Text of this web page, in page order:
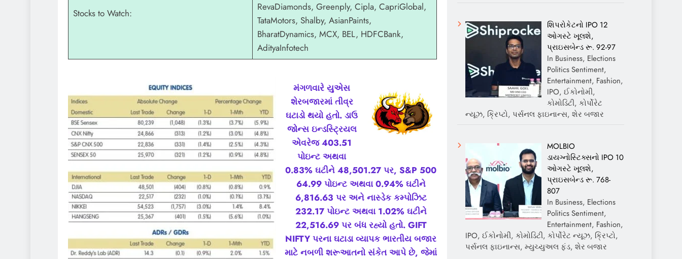
Stocks to Watch:
RevaDiamonds, Greenply, Cipla, CapriGlobal,
TataMotors, Shalby, AsianPaints,
BharatDynamics, MCX, BEL, HDFCBank,
AdityaInfotech
મંગળવારે યુએસ
શેરબજારમાં તીવ્ર
ઘટાડો થયો હતો. ડાઉ
જોન્સ ઇન્ડસ્ટ્રિયલ
એવરેજ 403.51
પોઇન્ટ અથવા
0.83% ઘટીને 48,501.27 પર, S&P 500
64.99 પોઇન્ટ અથવા 0.94% ઘટીને
6,816.63 પર અને નાસ્ડેક કમ્પોઝિટ
232.17 પોઇન્ટ અથવા 1.02% ઘટીને
22,516.69 પર બંધ રહ્યો હતો. GIFT
NIFTY પરના ઘટાડા વ્યાપક ભારતીય બજાર
માટે નબળી શરૂઆતનો સંકેત આપે છે, જેમાં
શિપરોકેટનો IPO 12
ઓગસ્ટે ખૂલશે,
પ્રાઇસબેન્ડ રૂ. 92-97
In Business, Elections
Politics Sentiment,
Entertainment, Fashion,
IPO, ઈકોનોમી,
કોમોડિટી, કોર્પોરેટ
ન્યૂઝ, ક્રિપ્ટો, પર્સનલ ફાઇનાન્સ, શેર બજાર
MOLBIO
ડાયગ્નોસ્ટિક્સનો IPO 10
ઓગસ્ટે ખૂલશે,
પ્રાઇસબેન્ડ રૂ. 768-
807
In Business, Elections
Politics Sentiment,
Entertainment, Fashion,
IPO, ઈકોનોમી, કોમોડિટી, કોર્પોરેટ ન્યૂઝ, ક્રિપ્ટો,
પર્સનલ ફાઇનાન્સ, મ્યુચ્યુઅલ ફંડ, શેર બજાર